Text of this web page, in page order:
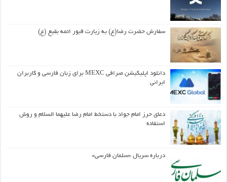
سفارش حضرت رضا(ع) به زیارت قبور ائمه بقیع (ع)
دانلود اپلیکیشن صرافی MEXC برای زبان فارسی و کاربران
ایرانی
دعای حرز امام جواد با دستخط امام رضا علیهما السلام و روش
استفاده
درباره سریال «سلمان فارسی»